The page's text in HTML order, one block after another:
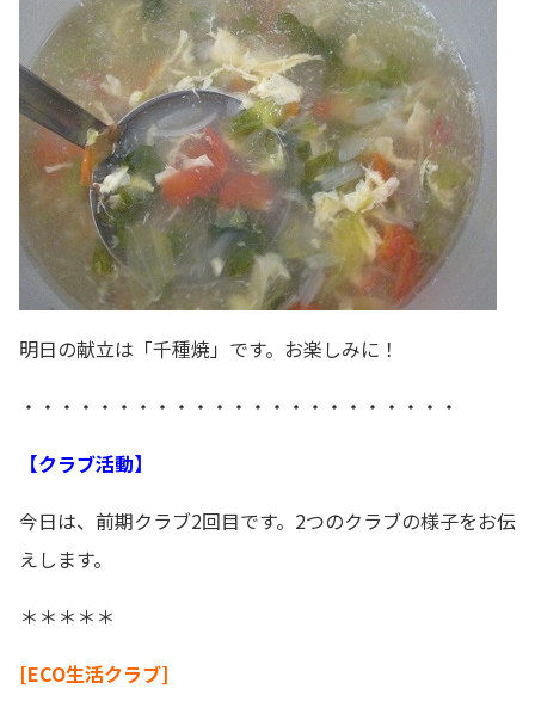
明日の献立は「千種焼」です。お楽しみに！
・・・・・・・・・・・・・・・・・・・・・・・
【クラブ活動】
今日は、前期クラブ2回目です。2つのクラブの様子をお伝
えします。
＊＊＊＊＊
[ECO生活クラブ]